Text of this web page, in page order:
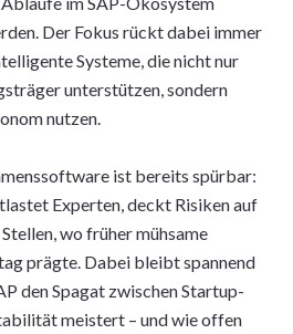
Der Fokus rückt dabei immer
Systeme, die nicht nur
unterstützen, sondern
nutzen.
ist bereits spürbar:
Experten, deckt Risiken auf
wo früher mühsame
prägte. Dabei bleibt spannend
den Spagat zwischen Startup-
meistert – und wie offen